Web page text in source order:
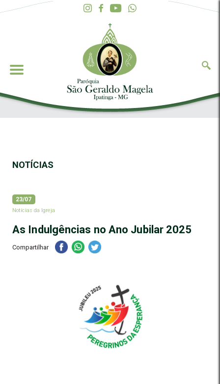
NOTÍCIAS
23/07
Notícias da Igreja
As Indulgências no Ano Jubilar 2025
Compartilhar